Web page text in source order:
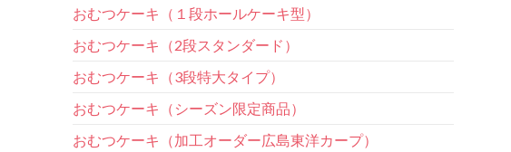
おむつケーキ（１段ホールケーキ型）
おむつケーキ（2段スタンダード）
おむつケーキ（3段特大タイプ）
おむつケーキ（シーズン限定商品）
おむつケーキ（加工オーダー広島東洋カープ）